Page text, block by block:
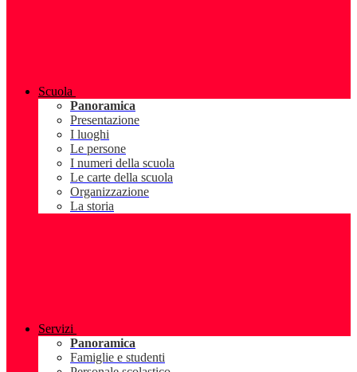
Scuola
Panoramica
Presentazione
I luoghi
Le persone
I numeri della scuola
Le carte della scuola
Organizzazione
La storia
Servizi
Panoramica
Famiglie e studenti